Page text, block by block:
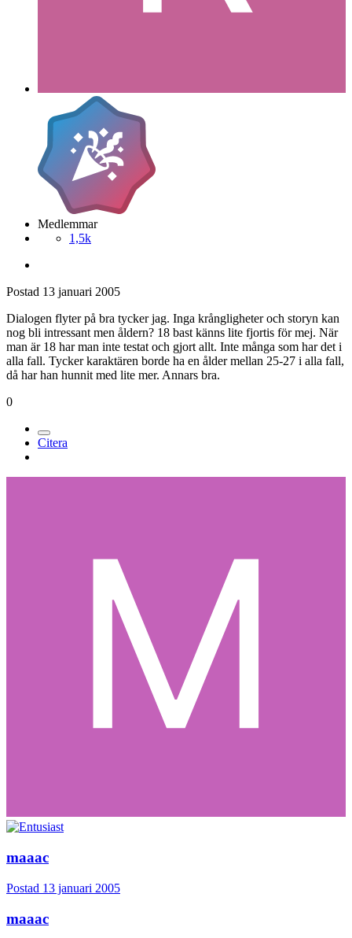
Medlemmar
1,5k
Postad 13 januari 2005
Dialogen flyter på bra tycker jag. Inga krångligheter och storyn kan
nog bli intressant men åldern? 18 bast känns lite fjortis för mej. När
man är 18 har man inte testat och gjort allt. Inte många som har det i
alla fall. Tycker karaktären borde ha en ålder mellan 25-27 i alla fall,
då har han hunnit med lite mer. Annars bra.
0
Citera
maaac
Postad 13 januari 2005
maaac